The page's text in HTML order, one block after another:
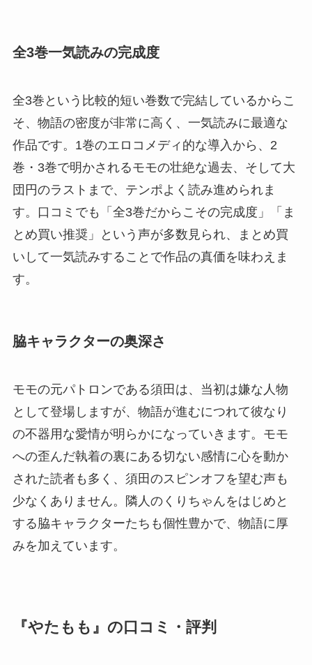
全3巻一気読みの完成度
全3巻という比較的短い巻数で完結しているからこ
そ、物語の密度が非常に高く、一気読みに最適な
作品です。1巻のエロコメディ的な導入から、2
巻・3巻で明かされるモモの壮絶な過去、そして大
団円のラストまで、テンポよく読み進められま
す。口コミでも「全3巻だからこその完成度」「ま
とめ買い推奨」という声が多数見られ、まとめ買
いして一気読みすることで作品の真価を味わえま
す。
脇キャラクターの奥深さ
モモの元パトロンである須田は、当初は嫌な人物
として登場しますが、物語が進むにつれて彼なり
の不器用な愛情が明らかになっていきます。モモ
への歪んだ執着の裏にある切ない感情に心を動か
された読者も多く、須田のスピンオフを望む声も
少なくありません。隣人のくりちゃんをはじめと
する脇キャラクターたちも個性豊かで、物語に厚
みを加えています。
『やたもも』の口コミ・評判